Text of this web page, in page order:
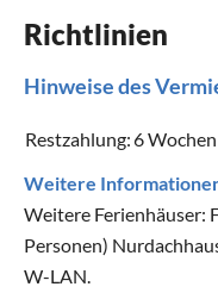
Richtlinien
Hinweise des
Restzahlung:6
Weitere
Weitere Ferienhäuser:
Personen)
W-LAN.